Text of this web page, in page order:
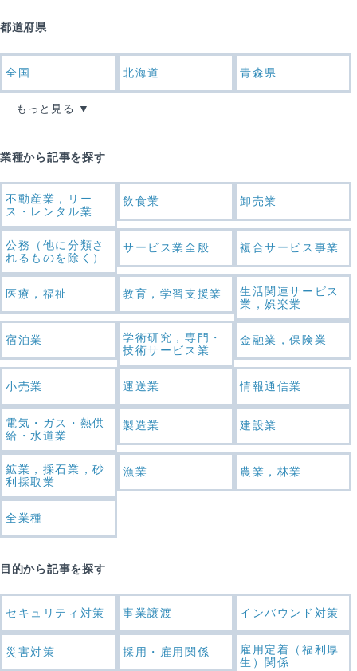
都道府県
全国 北海道 青森県
もっと見る
業種から記事を探す
不動産業，リー
ス・レンタル業
飲食業 卸売業
公務（他に分類さ
れるものを除く）
サービス業全般 複合サービス事業
医療，福祉 教育，学習支援業
生活関連サービス
業，娯楽業
宿泊業
学術研究，専門・
技術サービス業
金融業，保険業
小売業 運送業 情報通信業
電気・ガス・熱供
給・水道業
製造業 建設業
鉱業，採石業，砂
利採取業
漁業 農業，林業
全業種
目的から記事を探す
セキュリティ対策 事業譲渡 インバウンド対策
災害対策 採用・雇用関係
雇用定着（福利厚
生）関係